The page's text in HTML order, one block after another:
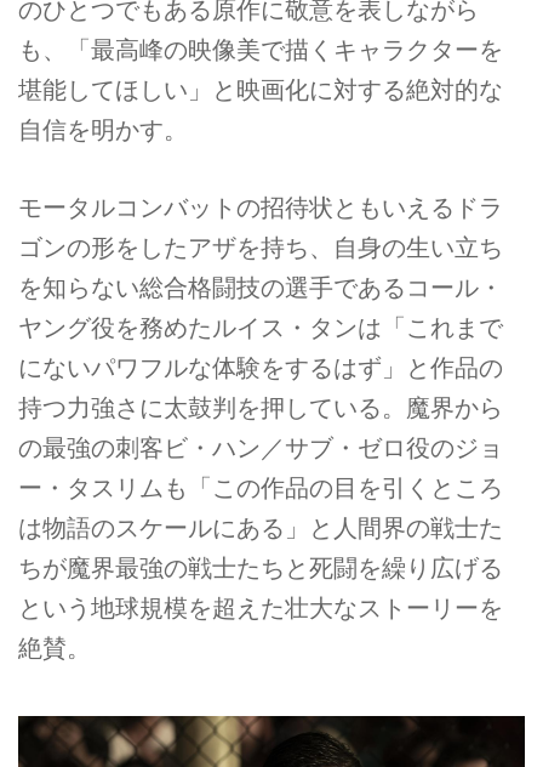
のひとつでもある原作に敬意を表しながら
も、「最高峰の映像美で描くキャラクターを
堪能してほしい」と映画化に対する絶対的な
自信を明かす。
モータルコンバットの招待状ともいえるドラ
ゴンの形をしたアザを持ち、自身の生い立ち
を知らない総合格闘技の選手であるコール・
ヤング役を務めたルイス・タンは「これまで
にないパワフルな体験をするはず」と作品の
持つ力強さに太鼓判を押している。魔界から
の最強の刺客ビ・ハン／サブ・ゼロ役のジョ
ー・タスリムも「この作品の目を引くところ
は物語のスケールにある」と人間界の戦士た
ちが魔界最強の戦士たちと死闘を繰り広げる
という地球規模を超えた壮大なストーリーを
絶賛。